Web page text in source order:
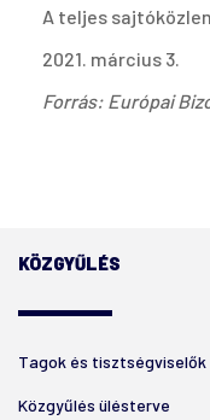
A teljes
2021. március 3.
Forrás: Európai
KÖZGYŰLÉS
Tagok és tisztségviselők
Közgyűlés ülésterve